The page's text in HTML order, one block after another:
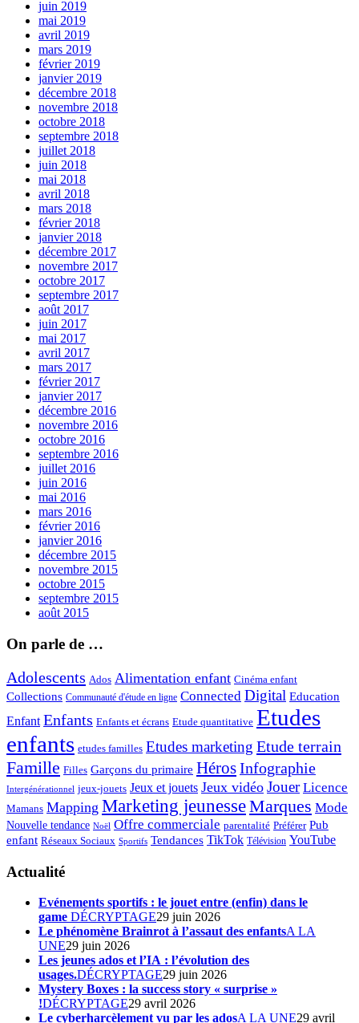
juin 2019
mai 2019
avril 2019
mars 2019
février 2019
janvier 2019
décembre 2018
novembre 2018
octobre 2018
septembre 2018
juillet 2018
juin 2018
mai 2018
avril 2018
mars 2018
février 2018
janvier 2018
décembre 2017
novembre 2017
octobre 2017
septembre 2017
août 2017
juin 2017
mai 2017
avril 2017
mars 2017
février 2017
janvier 2017
décembre 2016
novembre 2016
octobre 2016
septembre 2016
juillet 2016
juin 2016
mai 2016
mars 2016
février 2016
janvier 2016
décembre 2015
novembre 2015
octobre 2015
septembre 2015
août 2015
On parle de …
Adolescents Ados Alimentation enfant Cinéma enfant
Collections Communauté d'étude en ligne Connected Digital Education
Enfant Enfants Enfants et écrans Etude quantitative Etudes
enfants etudes familles Etudes marketing Etude terrain
Famille Filles Garçons du primaire HérosInfographie
Intergénérationnel jeux-jouets Jeux et jouets Jeux vidéo Jouer Licence
Mamans Mapping Marketing jeunesseMarques Mode
Nouvelle tendance Noël Offre commerciale parentalité Préférer Pub
enfant Réseaux Sociaux Sportifs Tendances TikTok Télévision YouTube
Actualité
Evénements sportifs : le jouet entre (enfin) dans le
game DÉCRYPTAGE29 juin 2026
Le phénomène Brainrot à l’assaut des enfantsA LA
UNE29 juin 2026
Les jeunes ados et l’IA : l’évolution des
usages.DÉCRYPTAGE29 juin 2026
Mystery Boxes : la success story « surprise »
!DÉCRYPTAGE29 avril 2026
Le cyberharcèlement vu par les adosA LA UNE29 avril